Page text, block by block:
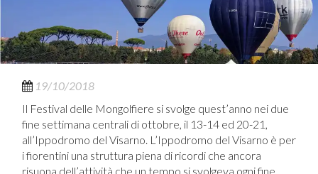
19/10/2018
Il Festival delle Mongolfiere si svolge quest’anno nei due
fine settimana centrali di ottobre, il 13-14 ed 20-21,
all’Ippodromo del Visarno. L’Ippodromo del Visarno è per
i fiorentini una struttura piena di ricordi che ancora
risuona dell’attività che un tempo si svolgeva ogni fine